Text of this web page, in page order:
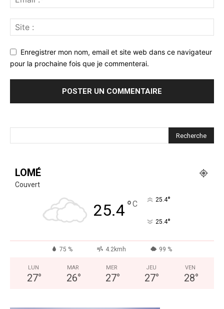
Enregistrer mon nom, email et site web dans ce navigateur
pour la prochaine fois que je commenterai.
LOMÉ
Couvert
25.4°C 25.4°
25.4°
75 % 4.2kmh 99 %
LUN
27°
MAR
26°
MER
27°
JEU
27°
VEN
28°